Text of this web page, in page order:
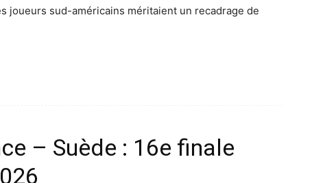
joueurs sud-américains méritaient un recadrage de
– Suède : 16e finale